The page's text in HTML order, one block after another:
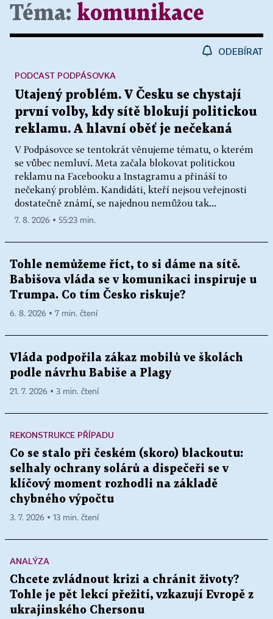
Téma: komunikace
ODEBÍRAT
Utajený problém. V Česku se chystají
první volby, kdy sítě blokují politickou
reklamu. A hlavní oběť je nečekaná
V Podpásovce se tentokrát věnujeme tématu, o kterém
se vůbec nemluví. Meta začala blokovat politickou
reklamu na Facebooku a Instagramu a přináší to
nečekaný problém. Kandidáti, kteří nejsou veřejnosti
dostatečně známí, se najednou nemůžou tak...
PODCAST PODPÁSOVKA
7. 8. 2026 ▪ 55:23 min.
Tohle nemůžeme říct, to si dáme na sítě.
Babišova vláda se v komunikaci inspiruje u
Trumpa. Co tím Česko riskuje?
6. 8. 2026 ▪ 7 min. čtení
Vláda podpořila zákaz mobilů ve školách
podle návrhu Babiše a Plagy
21. 7. 2026 ▪ 3 min. čtení
REKONSTRUKCE PŘÍPADU
Co se stalo při českém (skoro) blackoutu:
selhaly ochrany solárů a dispečeři se v
klíčový moment rozhodli na základě
chybného výpočtu
3. 7. 2026 ▪ 13 min. čtení
ANALÝZA
Chcete zvládnout krizi a chránit životy?
Tohle je pět lekcí přežití, vzkazují Evropě z
ukrajinského Chersonu